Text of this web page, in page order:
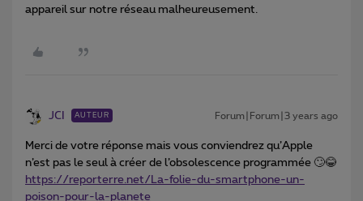
appareil sur notre réseau malheureusement.
JCI AUTEUR Forum|Forum|3 years ago
Merci de votre réponse mais vous conviendrez qu’Apple
n’est pas le seul à créer de l’obsolescence programmée 🙄😂
https://reporterre.net/La-folie-du-smartphone-un-
poison-pour-la-planete